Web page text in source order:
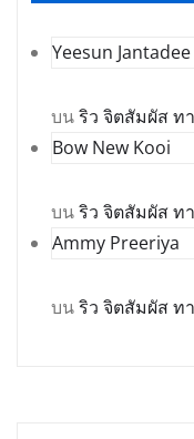
Yeesun Jantadee
บนริว จิตสัมผัส ท
Bow New Kooi
บนริว จิตสัมผัส ท
Ammy Preeriya
บนริว จิตสัมผัส ท